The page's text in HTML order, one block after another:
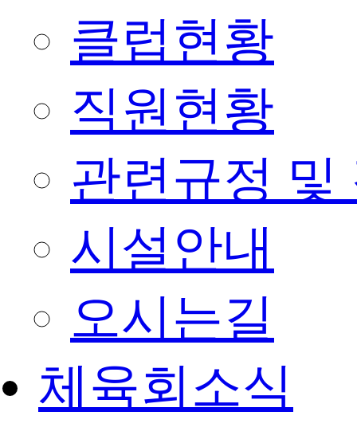
클럽현황
직원현황
관련규정 및
시설안내
오시는길
체육회소식